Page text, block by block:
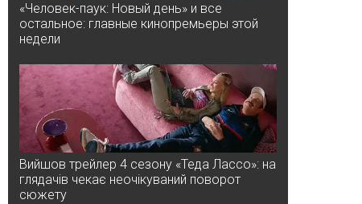
«Человек-паук: Новый день» и все
остальное: главные кинопремьеры этой
недели
Вийшов трейлер 4 сезону «Теда Лассо»: на
глядачів чекає неочікуваний поворот
сюжету